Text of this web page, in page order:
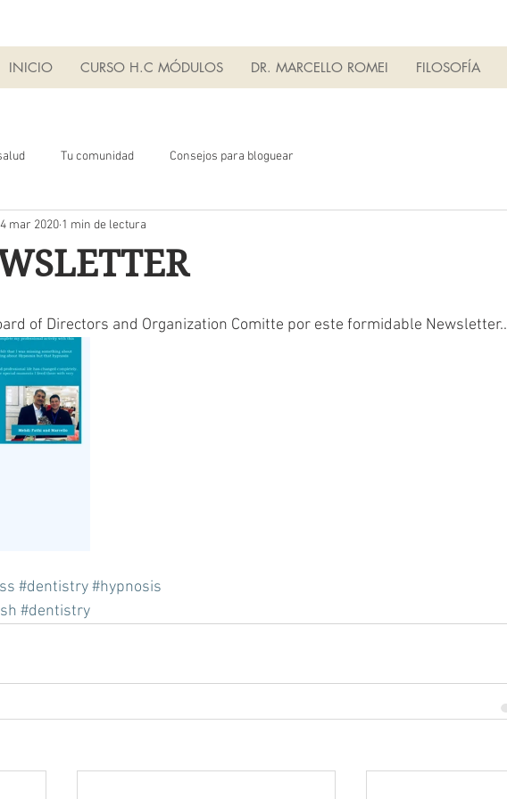
INICIO CURSO H.C MÓDULOS DR. MARCELLO ROMEI FILOSOFÍA
Tu comunidad Consejos para bloguear
mar 2020 1 min de lectura
of Directors and Organization Comitte por este formidable Newsletter..
#dentistry#hypnosis
#dentistry